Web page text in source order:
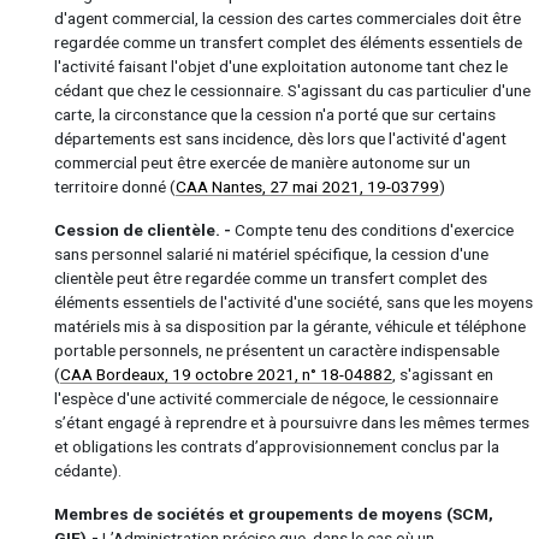
d'agent commercial, la cession des cartes commerciales doit être
regardée comme un transfert complet des éléments essentiels de
l'activité faisant l'objet d'une exploitation autonome tant chez le
cédant que chez le cessionnaire. S'agissant du cas particulier d'une
carte, la circonstance que la cession n'a porté que sur certains
départements est sans incidence, dès lors que l'activité d'agent
commercial peut être exercée de manière autonome sur un
territoire donné (CAA Nantes, 27 mai 2021, 19-03799)
Cession de clientèle. - Compte tenu des conditions d'exercice
sans personnel salarié ni matériel spécifique, la cession d'une
clientèle peut être regardée comme un transfert complet des
éléments essentiels de l'activité d'une société, sans que les moyens
matériels mis à sa disposition par la gérante, véhicule et téléphone
portable personnels, ne présentent un caractère indispensable
(CAA Bordeaux, 19 octobre 2021, n° 18-04882 , s'agissant en
l'espèce d'une activité commerciale de négoce, le cessionnaire
s’étant engagé à reprendre et à poursuivre dans les mêmes termes
et obligations les contrats d’approvisionnement conclus par la
cédante).
Membres de sociétés et groupements de moyens (SCM,